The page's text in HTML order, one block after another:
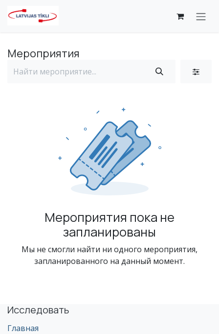
Мероприятия
Мероприятия пока не
запланированы
Мы не смогли найти ни одного мероприятия,
запланированного на данный момент.
Исследовать
Главная